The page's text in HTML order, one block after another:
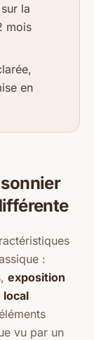
la
mois
en
:
exposition
local
vu par un